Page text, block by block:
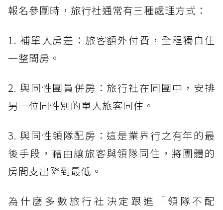
報名參團時，旅行社通常有三種處理方式：
1. 補單人房差：旅客額外付費，全程獨自住
一整間房。
2. 與同性團員併房：旅行社在同團中，安排
另一位同性別的單人旅客同住。
3. 與同性領隊配房：這是業界行之有年的最
後手段，藉由讓旅客與領隊同住，將團體的
房間支出降到最低。
為什麼多數旅行社決定跟進「領隊不配